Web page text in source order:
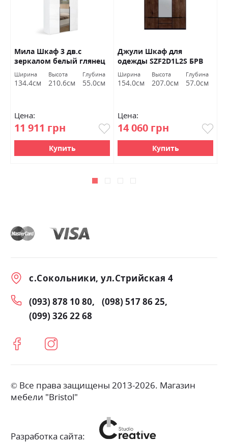
Мила Шкаф 3 дв.с
зеркалом белый глянец
Миромарк
Ширина
134.4см
Высота
210.6см
Глубина
55.0см
Цена:
11 911 грн
Купить
Джули Шкаф для
одежды SZF2D1L2S БРВ
Украина
Ширина
154.0см
Высота
207.0см
Глубина
57.0см
Цена:
14 060 грн
Купить
с.Сокольники, ул.Стрийская 4
(093) 878 10 80
(098) 517 86 25
(099) 326 22 68
© Все права защищены 2013-2026. Магазин
мебели "Bristol"
Разработка сайта: